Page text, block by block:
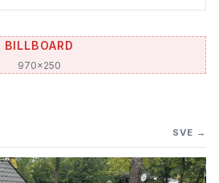
BILLBOARD
970x250
SVE →